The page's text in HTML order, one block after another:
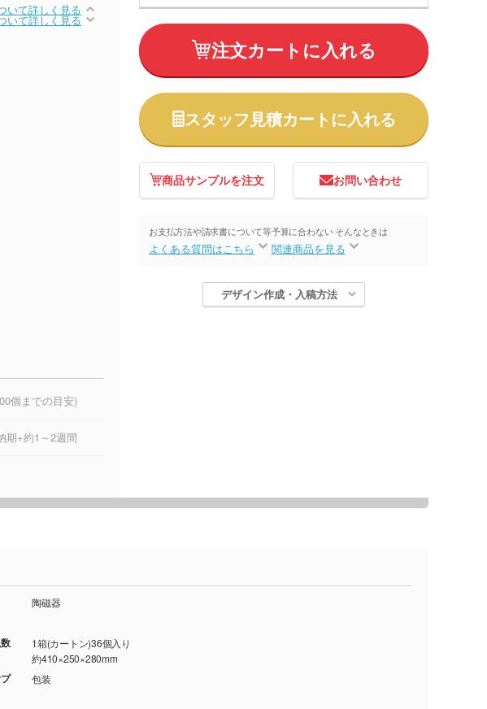
いて詳しく見る
いて詳しく見る
個までの目安)
期+約1～2週間
注文カートに入れる
スタッフ見積カートに入れる
商品サンプルを注文 お問い合わせ
お支払方法や請求書について等
よくある質問はこちら
予算に合わない そんなときは
関連商品を見る
デザイン作成・入稿方法
陶磁器
1箱(カートン)36個入り
約410×250×280mm
包装